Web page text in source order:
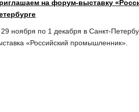
на форум-выставку
ноября по 1 декабря в Санкт-
«Российский промышленник».